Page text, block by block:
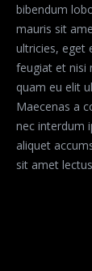
bibendum
mauris sit
ultricies, eget
feugiat et nisi
quam eu elit
Maecenas a
nec interdum
aliquet
sit amet